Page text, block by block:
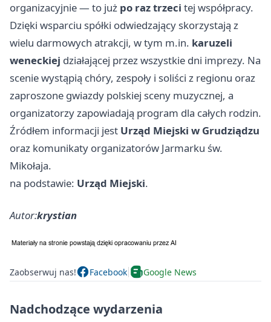
organizacyjnie — to już po raz trzeci tej współpracy.
Dzięki wsparciu spółki odwiedzający skorzystają z
wielu darmowych atrakcji, w tym m.in. karuzeli
weneckiej działającej przez wszystkie dni imprezy. Na
scenie wystąpią chóry, zespoły i soliści z regionu oraz
zaproszone gwiazdy polskiej sceny muzycznej, a
organizatorzy zapowiadają program dla całych rodzin.
Źródłem informacji jest Urząd Miejski w Grudziądzu
oraz komunikaty organizatorów Jarmarku św.
Mikołaja.
na podstawie: Urząd Miejski.
Autor:krystian
Zaobserwuj nas! Facebook Google News
Nadchodzące wydarzenia